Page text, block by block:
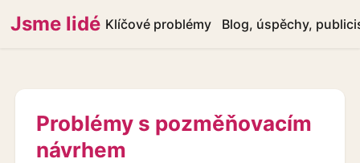
Jsme lidé Klíčové problémy Blog, úspěchy,
Problémy s pozměňovacím
návrhem